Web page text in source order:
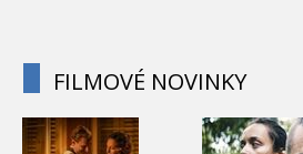
FILMOVÉ NOVINKY